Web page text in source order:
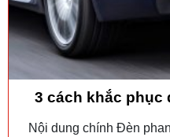
3 cách khắc phục
Nội dung chính Đèn